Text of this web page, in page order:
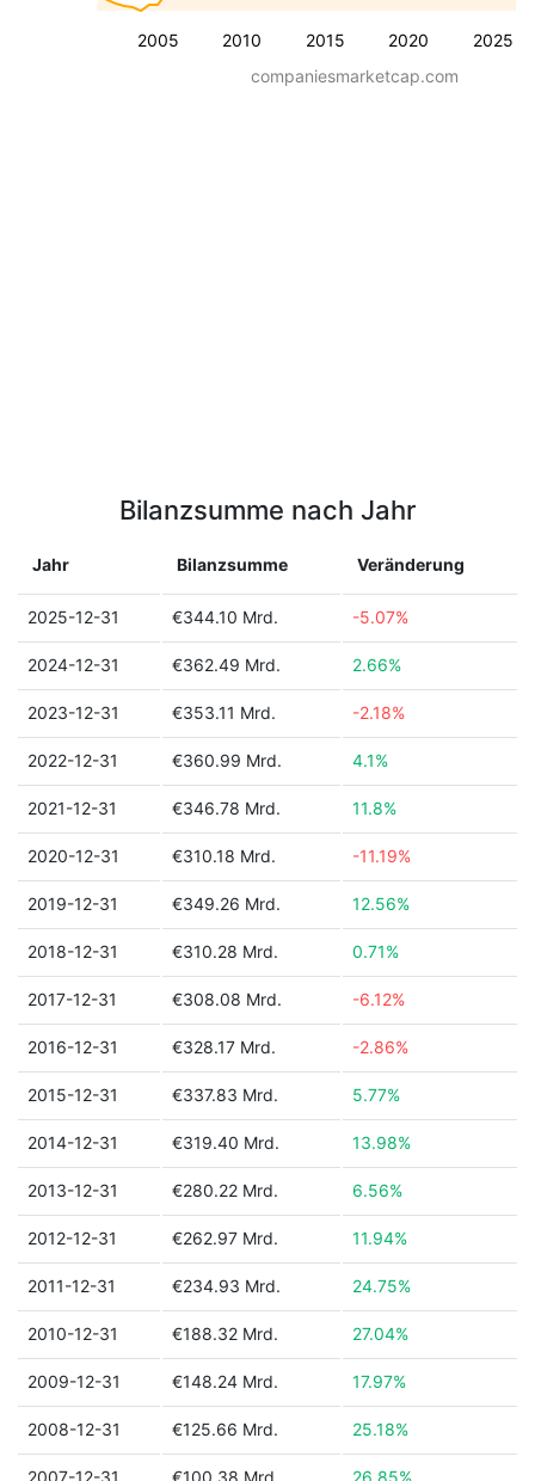
2005 2010 2015 2020 2025
companiesmarketcap.com
Bilanzsumme nach Jahr
Jahr Bilanzsumme Veränderung
2025-12-31 €344.10 Mrd. -5.07%
2024-12-31 €362.49 Mrd. 2.66%
2023-12-31 €353.11 Mrd. -2.18%
2022-12-31 €360.99 Mrd. 4.1%
2021-12-31 €346.78 Mrd. 11.8%
2020-12-31 €310.18 Mrd. -11.19%
2019-12-31 €349.26 Mrd. 12.56%
2018-12-31 €310.28 Mrd. 0.71%
2017-12-31 €308.08 Mrd. -6.12%
2016-12-31 €328.17 Mrd. -2.86%
2015-12-31 €337.83 Mrd. 5.77%
2014-12-31 €319.40 Mrd. 13.98%
2013-12-31 €280.22 Mrd. 6.56%
2012-12-31 €262.97 Mrd. 11.94%
2011-12-31 €234.93 Mrd. 24.75%
2010-12-31 €188.32 Mrd. 27.04%
2009-12-31 €148.24 Mrd. 17.97%
2008-12-31 €125.66 Mrd. 25.18%
2007-12-31 €100.38 Mrd. 26.85%